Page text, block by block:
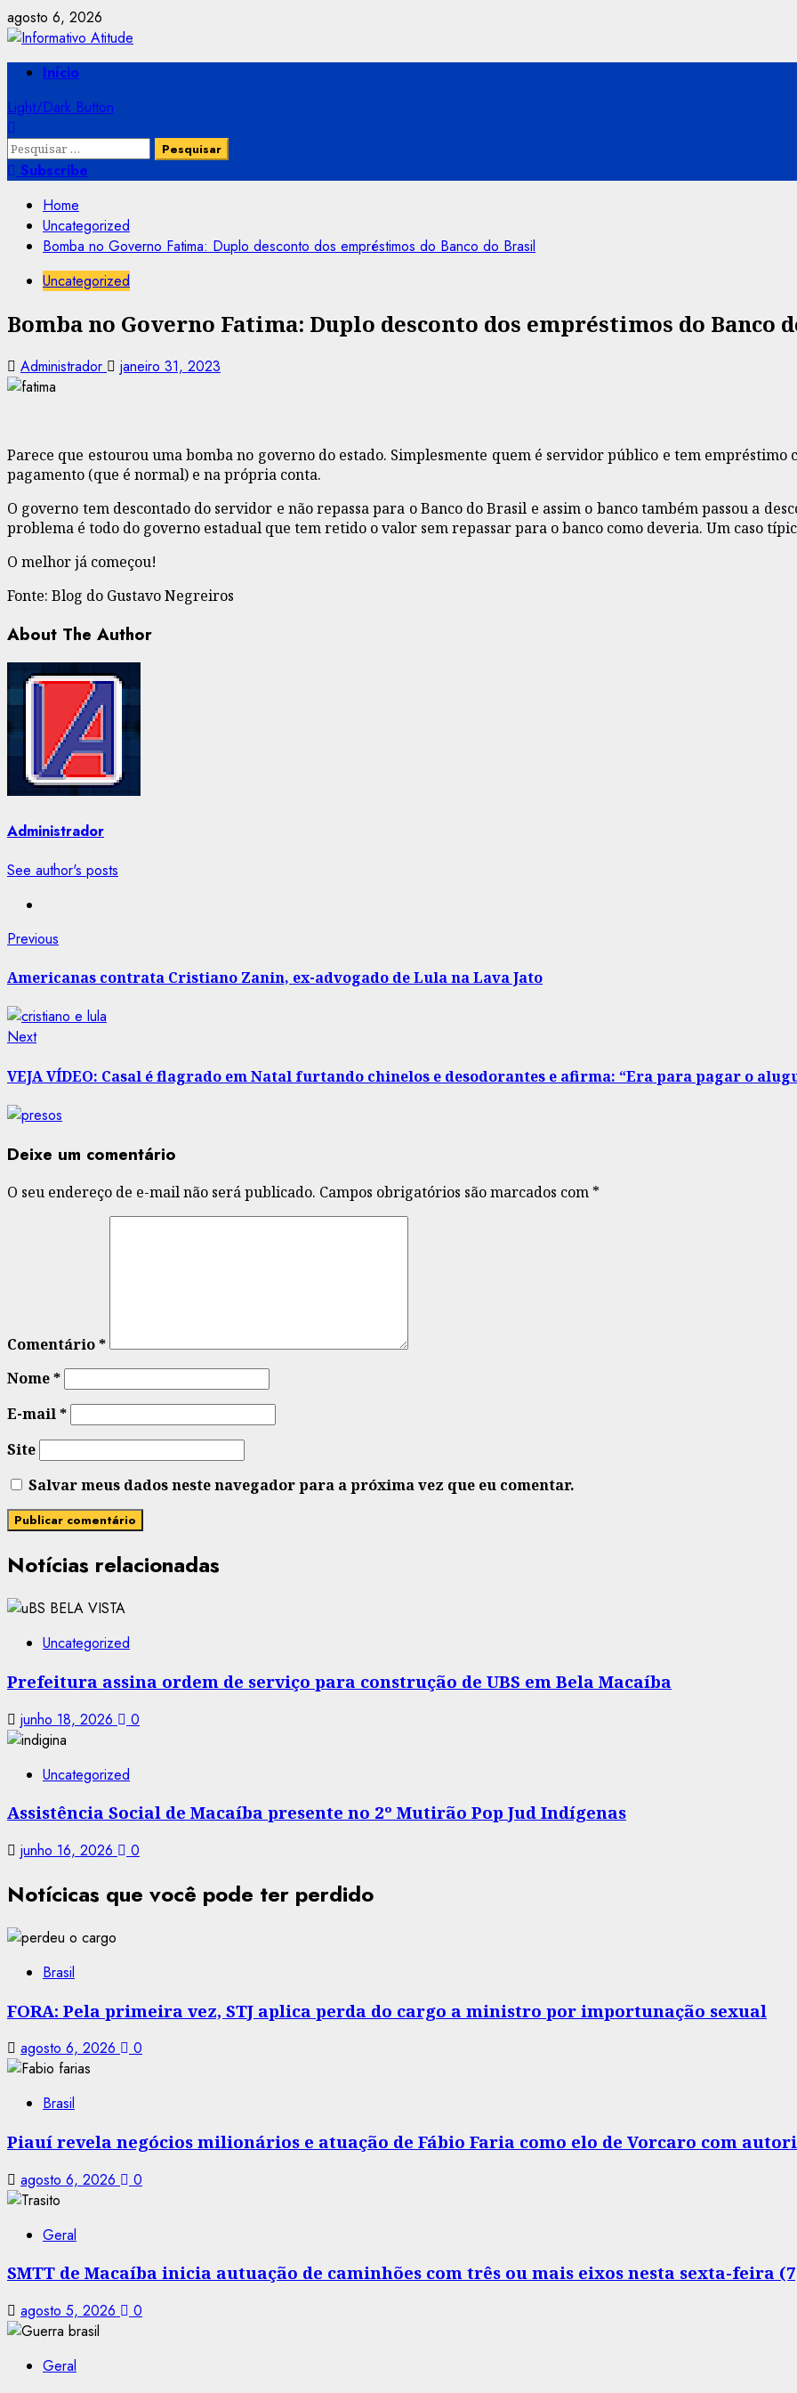
Skip
to
content
agosto 6, 2026
PrimaryInício
Light/Dark Button
Pesquisar
por:Subscribe
Home
Uncategorized
Bomba no Governo Fatima: Duplo desconto dos empréstimos do Banco do Brasil
Uncategorized
Bomba no Governo Fatima: Duplo desconto dos empréstimos do Banco
Administrador janeiro 31, 2023
Parece que estourou uma bomba no governo do estado. Simplesmente quem é servidor público e tem empréstimo
pagamento (que é normal) e na própria conta.
O governo tem descontado do servidor e não repassa para o Banco do Brasil e assim o banco também passou a
problema é todo do governo estadual que tem retido o valor sem repassar para o banco como deveria. Um caso
O melhor já começou!
Fonte: Blog do Gustavo Negreiros
About The Author
Administrador
See author's posts
Post
navigation
Previous
Americanas contrata Cristiano Zanin, ex-advogado de Lula na Lava Jato
NextNext
VEJA VÍDEO: Casal é flagrado em Natal furtando chinelos e desodorantes e afirma: “Era para pagar o
Deixe um comentário
O seu endereço de e-mail não será publicado. Campos obrigatórios são marcados com *
Comentário*
Nome*
E-mail*
Site
Salvar meus dados neste navegador para a próxima vez que eu comentar.
Notícias relacionadas
Uncategorized
Prefeitura assina ordem de serviço para construção de UBS em Bela Macaíba
junho 18, 2026 0
Uncategorized
Assistência Social de Macaíba presente no 2º Mutirão Pop Jud Indígenas
junho 16, 2026 0
Notícicas que você pode ter perdido
Brasil
FORA: Pela primeira vez, STJ aplica perda do cargo a ministro por importunação sexual
agosto 6, 2026 0
Brasil
Piauí revela negócios milionários e atuação de Fábio Faria como elo de Vorcaro com
agosto 6, 2026 0
Geral
SMTT de Macaíba inicia autuação de caminhões com três ou mais eixos nesta sexta-feira
agosto 5, 2026 0
Geral